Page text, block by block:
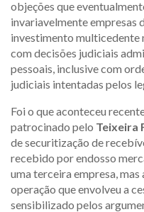
objeções que
invariavelmente empresas
investimento multicedente
com decisões judiciais
pessoais, inclusive com
judiciais intentadas pelos
Foi o que aconteceu
patrocinado pelo Teixeira
de securitização de
recebido por endosso
uma terceira empresa,
operação que envolveu a
sensibilizado pelos